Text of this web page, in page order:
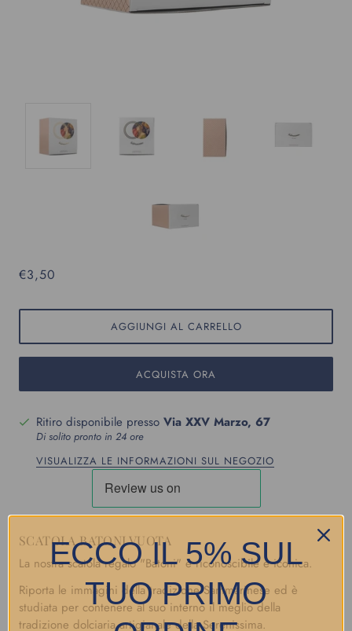
€3,50
AGGIUNGI AL CARRELLO
ACQUISTA ORA
Ritiro disponibile presso Via XXV Marzo, 67
Di solito pronto in 24 ore
VISUALIZZA LE INFORMAZIONI SUL NEGOZIO
SCATOLA BATONI VUOTA
La nostra scatola regalo "Batoni" è riconoscibile e iconica.
Riporta le immagini della tradizione Sammarinese ed è
studiata per contenere al suo interno il meglio della
tradizione dolciaria artigianale della Serenissima.
ECCO IL 5% SUL
TUO PRIMO